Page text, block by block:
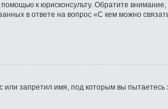
к юрисконсульту. Обратите
в ответе на вопрос «С кем можно
запретил имя, под которым вы пытаетесь